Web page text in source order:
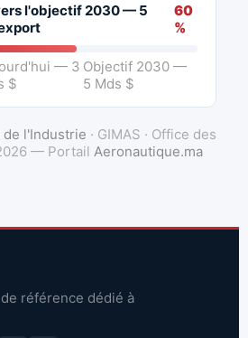
l'objectif 2030 — 5
60
%
— 3
$
Objectif 2030 —
5 Mds $
l'Industrie · GIMAS · Office des
— Portail Aeronautique.ma
référence dédié à